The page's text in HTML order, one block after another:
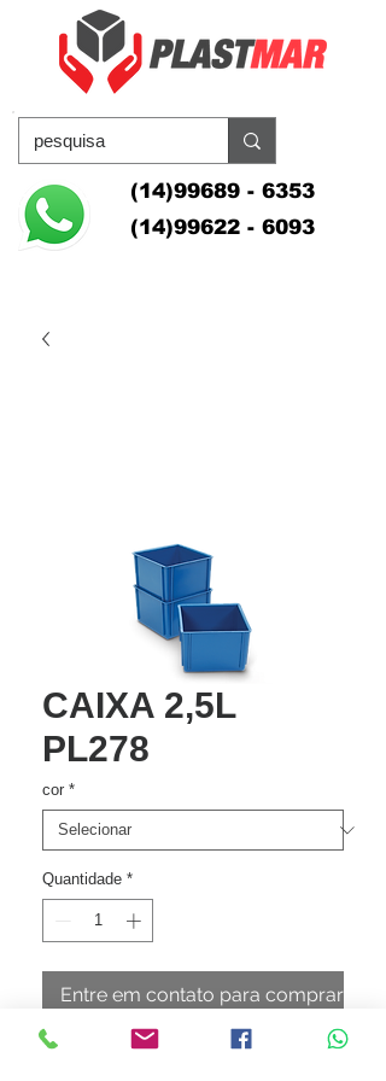
(14)99689 - 6353
(14)99622 - 6093
CAIXA 2,5L
PL278
cor *
Quantidade *
Entre em contato para comprar